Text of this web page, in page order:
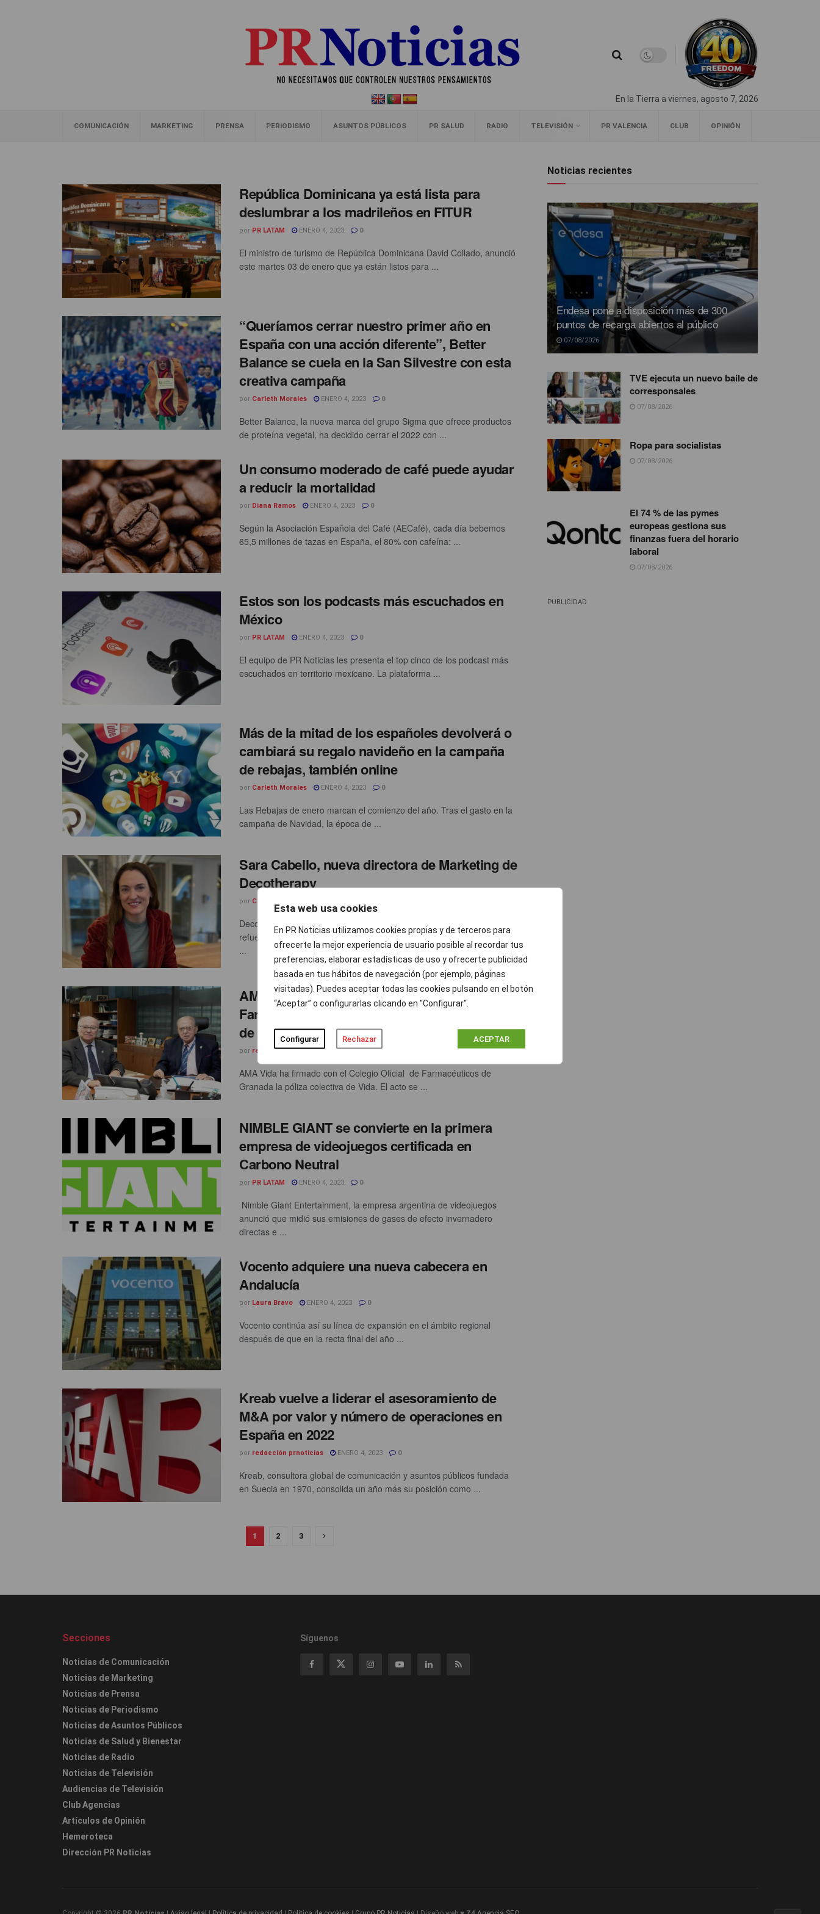
Esta web usa cookies
En PR Noticias utilizamos cookies propias y de terceros para
ofrecerte la mejor experiencia de usuario posible al recordar tus
preferencias, elaborar estadísticas de uso y ofrecerte publicidad
basada en tus hábitos de navegación (por ejemplo, páginas
visitadas). Puedes aceptar todas las cookies pulsando en el botón
“Aceptar” o configurarlas clicando en "Configurar".
Configurar Rechazar ACEPTAR
En la Tierra a viernes, agosto 7, 2026
COMUNICACIÓN MARKETING PRENSA PERIODISMO ASUNTOS PÚBLICOS PR SALUD RADIO TELEVISIÓN PR VALENCIA CLUB OPINIÓN
República Dominicana ya está lista para
deslumbrar a los madrileños en FITUR
por PR LATAM ENERO 4, 2023 0
El ministro de turismo de República Dominicana David Collado, anunció
este martes 03 de enero que ya están listos para ...
“Queríamos cerrar nuestro primer año en
España con una acción diferente”, Better
Balance se cuela en la San Silvestre con esta
creativa campaña
por Carleth Morales ENERO 4, 2023 0
Better Balance, la nueva marca del grupo Sigma que ofrece productos
de proteína vegetal, ha decidido cerrar el 2022 con ...
Un consumo moderado de café puede ayudar
a reducir la mortalidad
por Diana Ramos ENERO 4, 2023 0
Según la Asociación Española del Café (AECafé), cada día bebemos
65,5 millones de tazas en España, el 80% con cafeína: ...
Estos son los podcasts más escuchados en
México
por PR LATAM ENERO 4, 2023 0
El equipo de PR Noticias les presenta el top cinco de los podcast más
escuchados en territorio mexicano. La plataforma ...
Más de la mitad de los españoles devolverá o
cambiará su regalo navideño en la campaña
de rebajas, también online
por Carleth Morales ENERO 4, 2023 0
Las Rebajas de enero marcan el comienzo del año. Tras el gasto en la
campaña de Navidad, la época de ...
Sara Cabello, nueva directora de Marketing de
Decotherapy
por Carleth Morales
Decotherapy, la plataforma líder de servicios de interiorismo digital,
refuerza su equipo directivo con la incorporación de Sara Cabello como
...
AMA Vida firma con el Colegio Oficial de
Farmacéuticos de Granada la póliza colectiva
de Vida
por redacción prnoticias ENERO 4, 2023
AMA Vida ha firmado con el Colegio Oficial de Farmacéuticos de
Granada la póliza colectiva de Vida. El acto se ...
NIMBLE GIANT se convierte en la primera
empresa de videojuegos certificada en
Carbono Neutral
por PR LATAM ENERO 4, 2023 0
Nimble Giant Entertainment, la empresa argentina de videojuegos
anunció que midió sus emisiones de gases de efecto invernadero
directas e ...
Vocento adquiere una nueva cabecera en
Andalucía
por Laura Bravo ENERO 4, 2023 0
Vocento continúa así su línea de expansión en el ámbito regional
después de que en la recta final del año ...
Kreab vuelve a liderar el asesoramiento de
M&A por valor y número de operaciones en
España en 2022
por redacción prnoticias ENERO 4, 2023 0
Kreab, consultora global de comunicación y asuntos públicos fundada
en Suecia en 1970, consolida un año más su posición como ...
1 2 3
Noticias recientes
Endesa pone a disposición más de 300
puntos de recarga abiertos al público
07/08/2026
TVE ejecuta un nuevo baile de
corresponsales
07/08/2026
Ropa para socialistas
07/08/2026
El 74 % de las pymes
europeas gestiona sus
finanzas fuera del horario
laboral
07/08/2026
PUBLICIDAD
Secciones
Noticias de Comunicación
Noticias de Marketing
Noticias de Prensa
Noticias de Periodismo
Noticias de Asuntos Públicos
Noticias de Salud y Bienestar
Noticias de Radio
Noticias de Televisión
Audiencias de Televisión
Club Agencias
Artículos de Opinión
Hemeroteca
Dirección PR Noticias
Síguenos